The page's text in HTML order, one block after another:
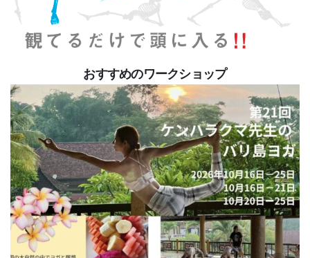
おすすめのワークショップ